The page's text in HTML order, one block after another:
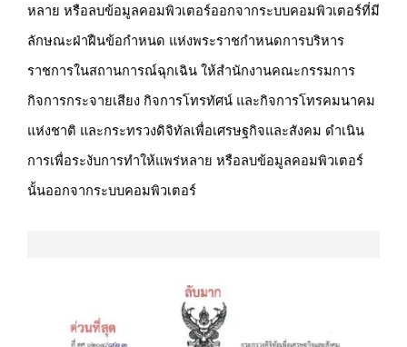
หลาย หรือลบข้อมูลคอมพิวเตอร์ออกจากระบบคอมพิวเตอร์ที่มี
ลักษณะฝ่าฝืนข้อกำหนด แห่งพระราชกำหนดการบริหาร
ราชการในสถานการณ์ฉุกเฉิน ให้สำนักงานคณะกรรมการ
กิจการกระจายเสียง กิจการโทรทัศน์ และกิจการโทรคมนาคม
แห่งชาติ และกระทรวงดิจิทัลเพื่อเศรษฐกิจและสังคม ดำเนิน
การเพื่อระงับการทำให้แพร่หลาย หรือลบข้อมูลคอมพิวเตอร์
นั้นออกจากระบบคอมพิวเตอร์